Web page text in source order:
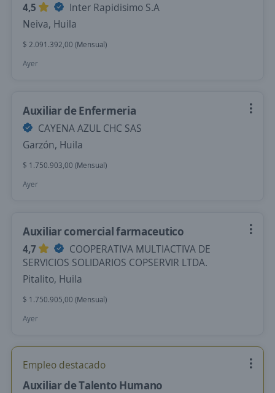
4,5
Inter Rapidisimo S.A
Neiva, Huila
$ 2.091.392,00 (Mensual)
Ayer
Auxiliar de Enfermeria
CAYENA AZUL CHC SAS
Garzón, Huila
$ 1.750.903,00 (Mensual)
Ayer
Auxiliar comercial farmaceutico
4,7
COOPERATIVA MULTIACTIVA DE
SERVICIOS SOLIDARIOS COPSERVIR LTDA.
Pitalito, Huila
$ 1.750.905,00 (Mensual)
Ayer
Empleo destacado
Auxiliar de Talento Humano